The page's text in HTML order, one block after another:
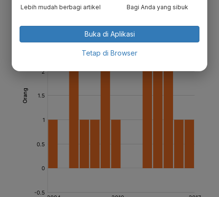
Lebih mudah berbagi artikel Bagi Anda yang sibuk
Buka di Aplikasi
Tetap di Browser